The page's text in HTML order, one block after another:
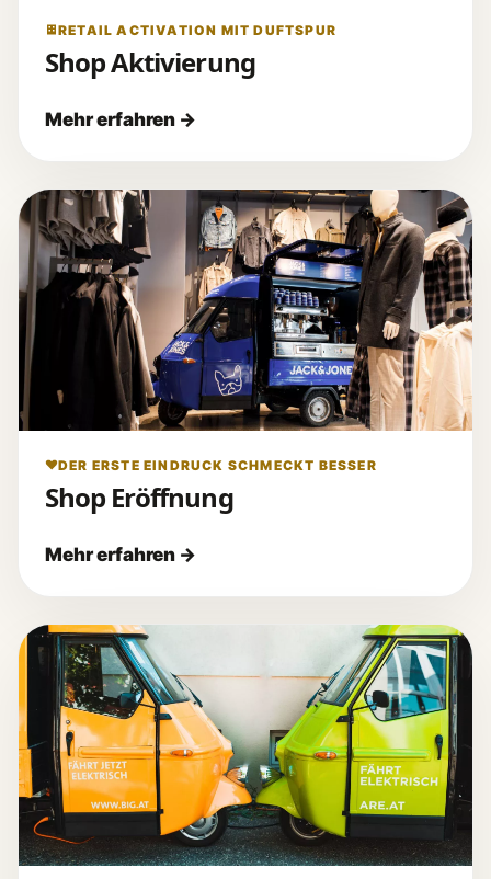
RETAIL ACTIVATION MIT DUFTSPUR
Shop Aktivierung
DER ERSTE EINDRUCK SCHMECKT BESSER
Shop Eröffnung